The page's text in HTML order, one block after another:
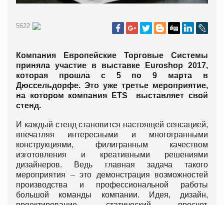
5622
Компания Европейские Торговые Системы
приняла участие в выставке Euroshop 2017,
которая прошла с 5 по 9 марта в
Дюссельдорфе. Это уже третье мероприятие,
на котором компания ETS выставляет свой
стенд.
И каждый стенд становится настоящей сенсацией,
впечатляя интересными и многогранными
конструкциями, филигранным качеством
изготовления и креативными решениями
дизайнеров. Ведь главная задача такого
мероприятия – это демонстрация возможностей
производства и профессиональной работы
большой команды компании. Идея, дизайн,